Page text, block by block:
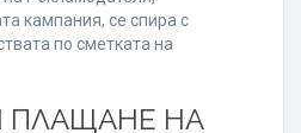
кампания, се спира с
по сметката на
ПЛАЩАНЕ НА